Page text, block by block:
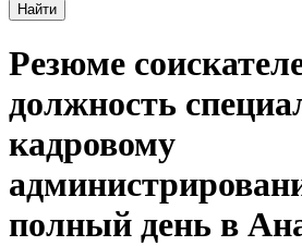
Найти
Резюме
должность
кадровому
полный день в